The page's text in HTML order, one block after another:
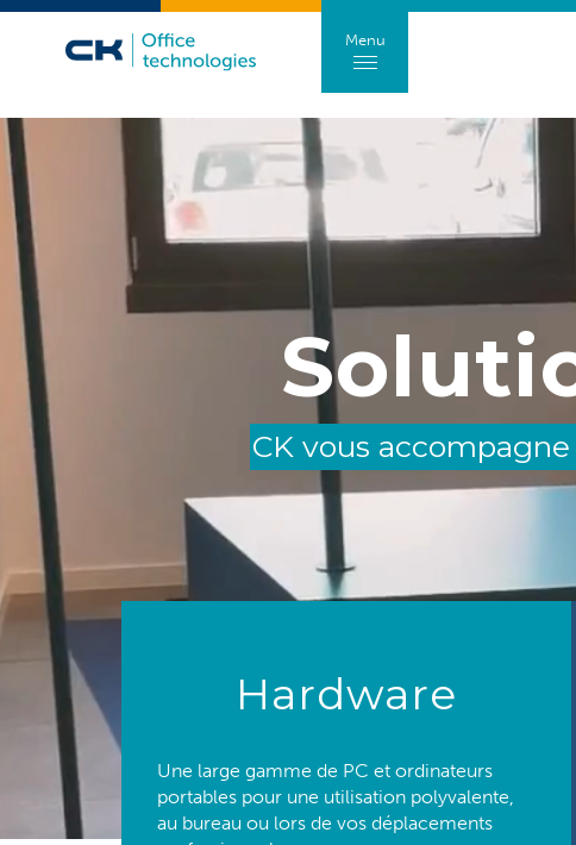
Menu
CK vous
Hardware
Une large gamme de PC et ordinateurs
portables pour une utilisation polyvalente,
au bureau ou lors de vos déplacements